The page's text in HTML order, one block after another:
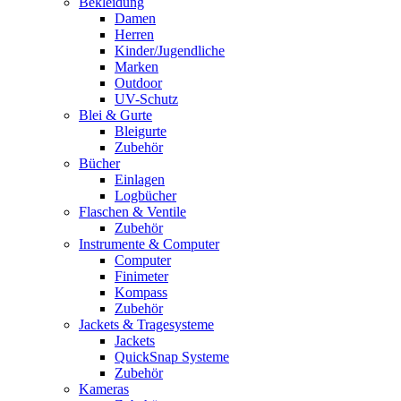
Damen
Herren
Kinder/Jugendliche
Marken
Outdoor
UV-Schutz
Blei & Gurte
Bleigurte
Zubehör
Bücher
Einlagen
Logbücher
Flaschen & Ventile
Zubehör
Instrumente & Computer
Computer
Finimeter
Kompass
Zubehör
Jackets & Tragesysteme
Jackets
QuickSnap Systeme
Zubehör
Kameras